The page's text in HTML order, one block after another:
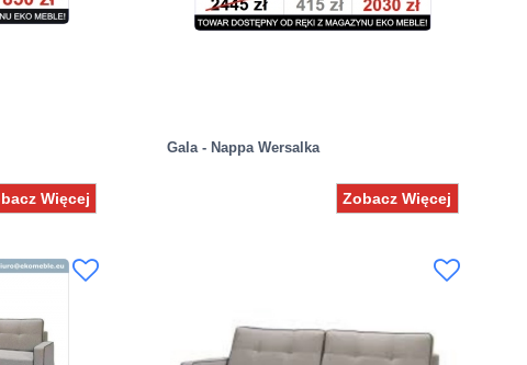
Więcej
Gala - Nappa Wersalka
Zobacz Więcej